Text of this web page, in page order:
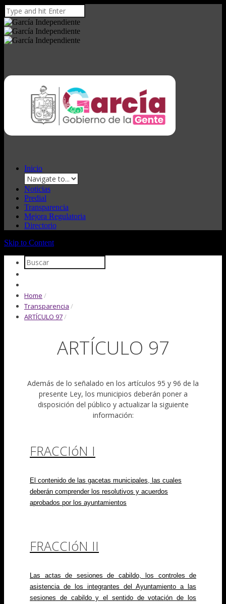
Inicio
Noticias
Predial
Transparencia
Mejora Regulatoria
Directorio
Skip to Content
Home /
Transparencia /
ARTÍCULO 97/
ARTÍCULO 97
Además de lo señalado en los artículos 95 y 96 de la
presente Ley, los municipios deberán poner a
disposición del público y actualizar la siguiente
información:
FRACCIóN I
El contenido de las gacetas municipales, las cuales
deberán comprender los resolutivos y acuerdos
aprobados por los ayuntamientos
FRACCIóN II
Las actas de sesiones de cabildo, los controles de
asistencia de los integrantes del Ayuntamiento a las
sesiones de cabildo y el sentido de votación de los